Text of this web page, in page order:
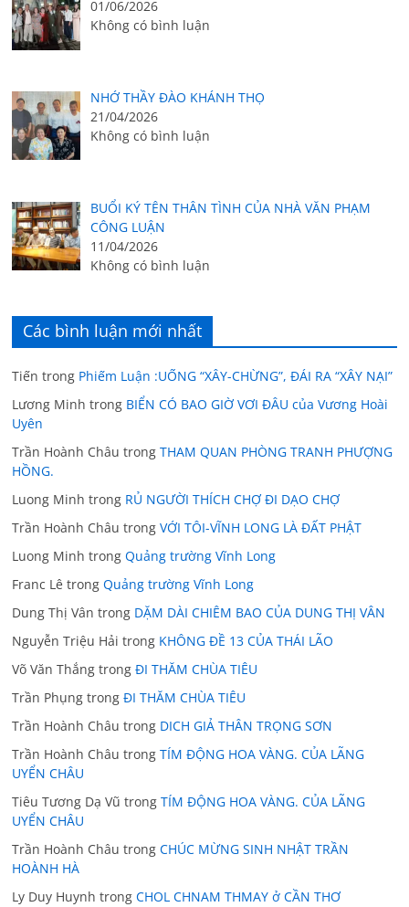
01/06/2026
Không có bình luận
NHỚ THẦY ĐÀO KHÁNH THỌ
21/04/2026
Không có bình luận
BUỔI KÝ TÊN THÂN TÌNH CỦA NHÀ VĂN PHẠM
CÔNG LUẬN
11/04/2026
Không có bình luận
Các bình luận mới nhất
Tiến trong Phiếm Luận :UỐNG “XÂY-CHỪNG”, ĐÁI RA “XÂY NẠI”
Lương Minh trong BIỂN CÓ BAO GIỜ VƠI ĐÂU của Vương Hoài
Uyên
Trần Hoành Châu trongTHAM QUAN PHÒNG TRANH PHƯỢNG
HỒNG.
Luong Minh trong RỦ NGƯỜI THÍCH CHỢ ĐI DẠO CHỢ
Trần Hoành Châu trongVỚI TÔI-VĨNH LONG LÀ ĐẤT PHẬT
Luong Minh trongQuảng trường Vĩnh Long
Franc Lê trongQuảng trường Vĩnh Long
Dung Thị Vân trong DẶM DÀI CHIÊM BAO CỦA DUNG THỊ VÂN
Nguyễn Triệu Hải trong KHÔNG ĐỀ 13 CỦA THÁI LÃO
Võ Văn Thắng trongĐI THĂM CHÙA TIÊU
Trần Phụng trongĐI THĂM CHÙA TIÊU
Trần Hoành Châu trong DICH GIẢ THÂN TRỌNG SƠN
Trần Hoành Châu trongTÍM ĐỘNG HOA VÀNG. CỦA LÃNG
UYỂN CHÂU
Tiêu Tương Dạ Vũ trongTÍM ĐỘNG HOA VÀNG. CỦA LÃNG
UYỂN CHÂU
Trần Hoành Châu trongCHÚC MỪNG SINH NHẬT TRẦN
HOÀNH HÀ
Ly Duy Huynh trongCHOL CHNAM THMAY ở CẦN THƠ